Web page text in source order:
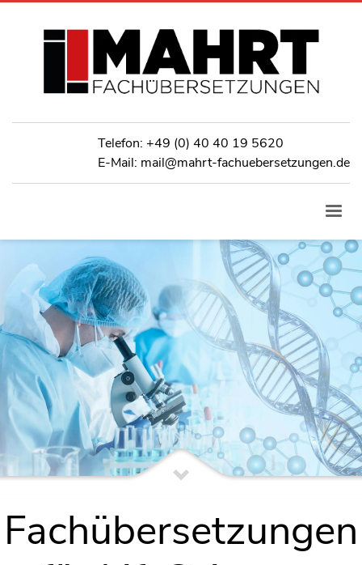
Telefon: +49 (0) 40 40 19 5620
E-Mail: mail@mahrt-fachuebersetzungen.de
Fachübersetzungen